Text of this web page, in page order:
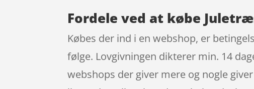
Fordele ved at købe
Købes der ind i en webshop, er
følge. Lovgivningen dikterer min. 14
webshops der giver mere og nogle